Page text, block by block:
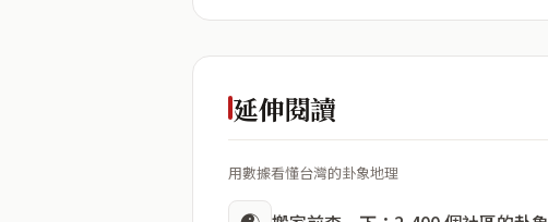
延伸閱讀
用數據看懂台灣的卦象地理